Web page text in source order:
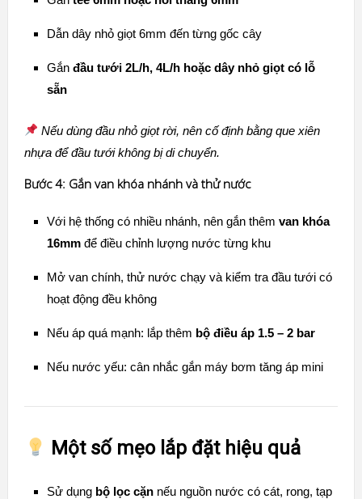
Dẫn dây nhỏ giọt 6mm đến từng gốc cây
Gắnđầu tưới 2L/h, 4L/h hoặc dây nhỏ giọt có lỗ
sẵn
Nếu dùng đầu nhỏ giọt rời, nên cố định bằng que xiên
nhựa để đầu tưới không bị di chuyển.
Bước 4: Gắn van khóa nhánh và thử nước
Với hệ thống có nhiều nhánh, nên gắn thêmvan khóa
16mm để điều chỉnh lượng nước từng khu
Mở van chính, thử nước chạy và kiểm tra đầu tưới có
hoạt động đều không
Nếu áp quá mạnh: lắp thêm bộ điều áp 1.5 – 2 bar
Nếu nước yếu: cân nhắc gắn máy bơm tăng áp mini
Một số mẹo lắp đặt hiệu quả
Sử dụng bộ lọc cặn nếu nguồn nước có cát, rong, tạp